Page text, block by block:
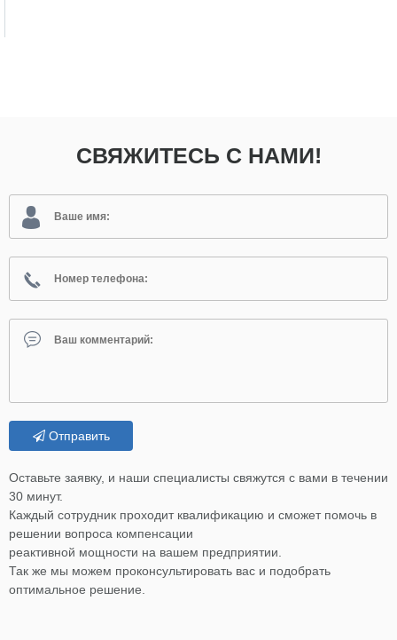
СВЯЖИТЕСЬ С НАМИ!
Отправить
Оставьте заявку, и наши специалисты свяжутся с вами в течении
30 минут.
Каждый сотрудник проходит квалификацию и сможет помочь в
решении вопроса компенсации
реактивной мощности на вашем предприятии.
Так же мы можем проконсультировать вас и подобрать
оптимальное решение.